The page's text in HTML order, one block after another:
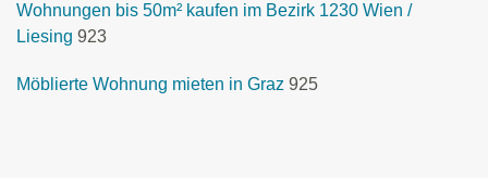
Wohnungen bis 50m² kaufen im Bezirk 1230 Wien /
Liesing 923
Möblierte Wohnung mieten in Graz 925